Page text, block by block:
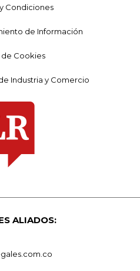
Condiciones
de Información
Cookies
Industria y Comercio
ALIADOS: